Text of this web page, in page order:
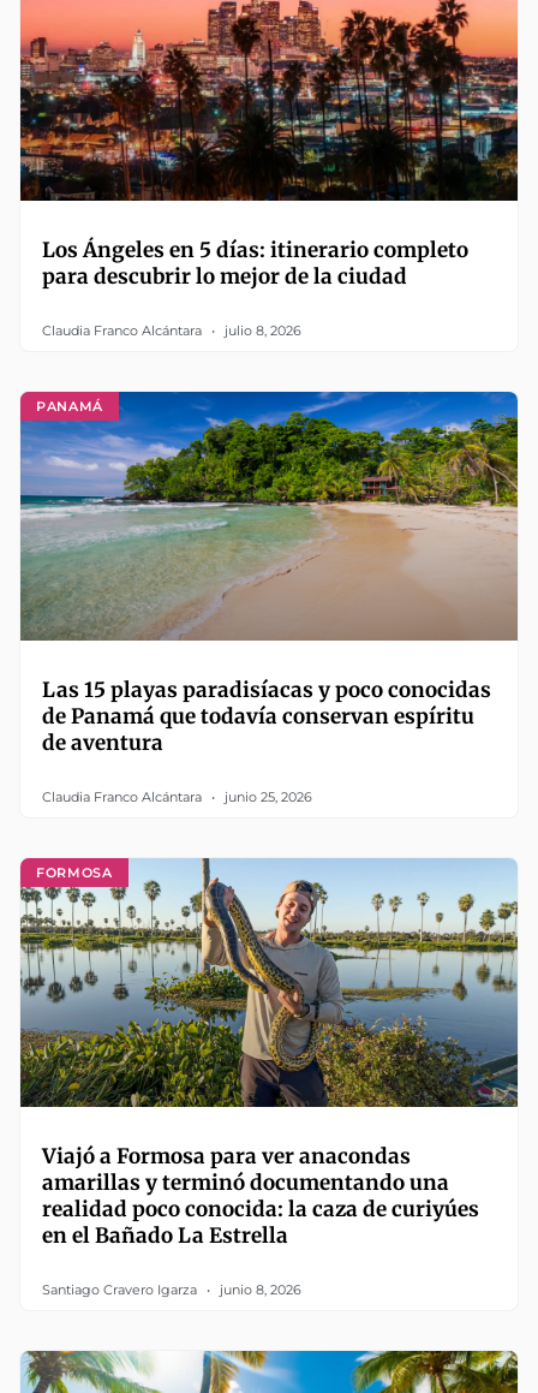
Los Ángeles en 5 días: itinerario completo
para descubrir lo mejor de la ciudad
Claudia Franco Alcántara julio 8, 2026
PANAMÁ
Las 15 playas paradisíacas y poco conocidas
de Panamá que todavía conservan espíritu
de aventura
Claudia Franco Alcántara junio 25, 2026
FORMOSA
Viajó a Formosa para ver anacondas
amarillas y terminó documentando una
realidad poco conocida: la caza de curiyúes
en el Bañado La Estrella
Santiago Cravero Igarza junio 8, 2026